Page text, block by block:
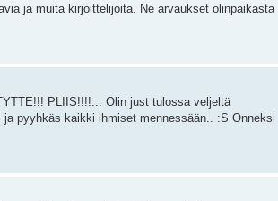
ja muita kirjoittelijoita. Ne arvaukset olinpaikasta
PLIIS!!!!... Olin just tulossa veljeltä
pyyhkäs kaikki ihmiset mennessään.. :S Onneksi